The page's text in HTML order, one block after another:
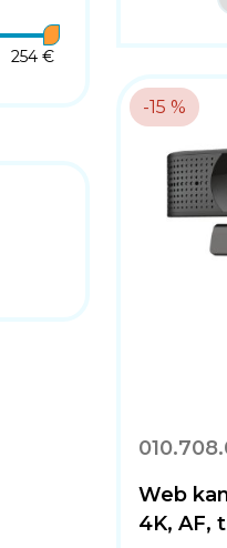
254 €
-15 %
Web
4K, AF,